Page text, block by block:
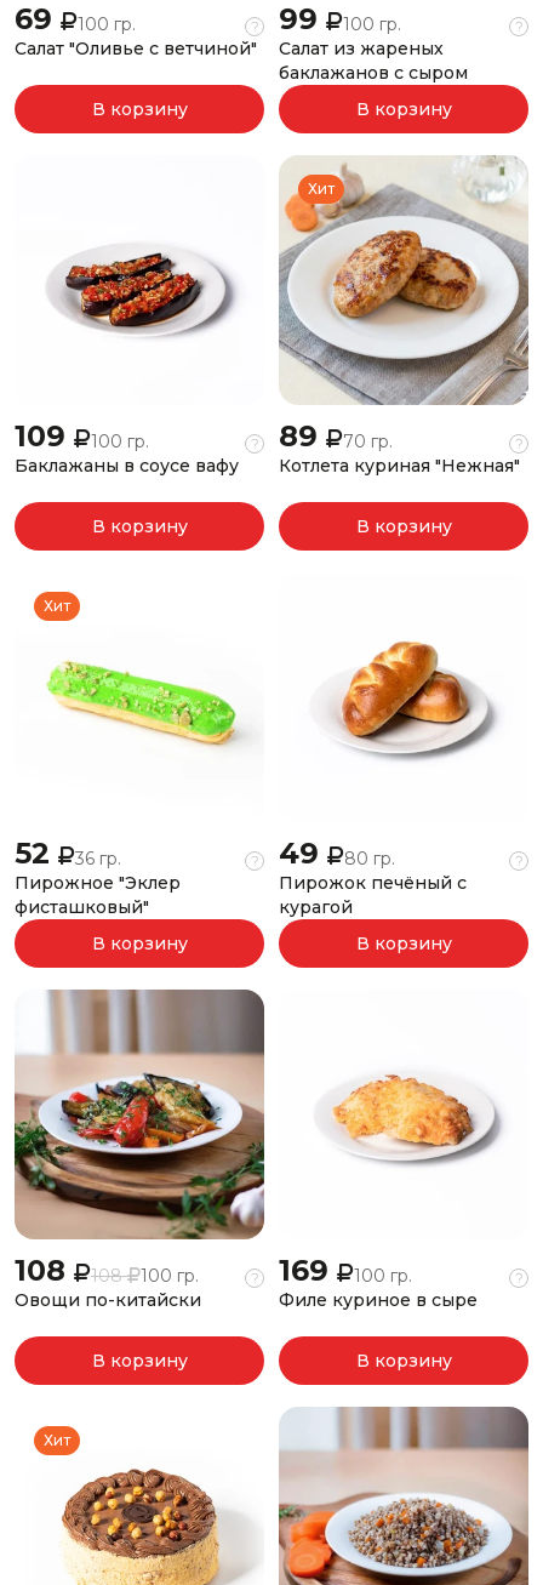
69 100 гр. ?
Салат "Оливье с ветчиной"
В корзину
99 100 гр. ?
Салат из жареных
баклажанов с сыром
В корзину
109 100 гр. ?
Баклажаны в соусе вафу
В корзину
Хит
89 70 гр. ?
Котлета куриная "Нежная"
В корзину
Хит
52 36 гр. ?
Пирожное "Эклер
фисташковый"
В корзину
49 80 гр. ?
Пирожок печёный с
курагой
В корзину
108 108 100 гр. ?
Овощи по-китайски
В корзину
169 100 гр. ?
Филе куриное в сыре
В корзину
Хит